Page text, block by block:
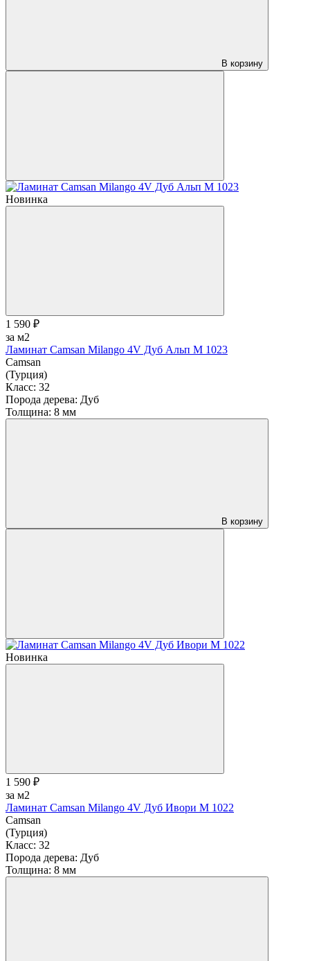
В корзину
Новинка
1 590 ₽
за м2
Ламинат Camsan Milango 4V Дуб Альп М 1023
Camsan
(Турция)
Класс: 32
Порода дерева: Дуб
Толщина: 8 мм
В корзину
Новинка
1 590 ₽
за м2
Ламинат Camsan Milango 4V Дуб Ивори М 1022
Camsan
(Турция)
Класс: 32
Порода дерева: Дуб
Толщина: 8 мм